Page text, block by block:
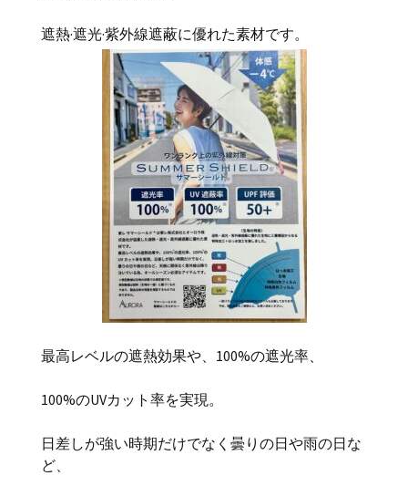
遮熱·遮光·紫外線遮蔽に優れた素材です。
最高レベルの遮熱効果や、 100%の遮光率、
100%のUVカット率を実現。
日差しが強い時期だけでなく曇りの日や雨の日な
ど、